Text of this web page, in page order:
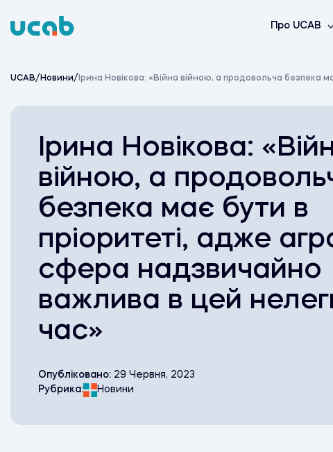
to
Про UCAB
UCAB/ Новини/ Ірина Новікова: «Війна війною, а продовольча
Ірина Новікова:
війною, а
безпека має бути в
пріоритеті, адже
сфера надзвичайно
важлива в цей
час»
Опубліковано: 29 Червня, 2023
Рубрика:
Новини